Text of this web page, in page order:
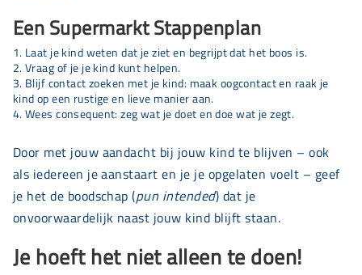
Een Supermarkt Stappenplan
Laat je kind weten dat je ziet en begrijpt dat het boos is.
Vraag of je je kind kunt helpen.
Blijf contact zoeken met je kind: maak oogcontact en raak je
kind op een rustige en lieve manier aan.
Wees consequent: zeg wat je doet en doe wat je zegt.
Door met jouw aandacht bij jouw kind te blijven – ook
als iedereen je aanstaart en je je opgelaten voelt – geef
je het de boodschap (pun intended) dat je
onvoorwaardelijk naast jouw kind blijft staan.
Je hoeft het niet alleen te doen!